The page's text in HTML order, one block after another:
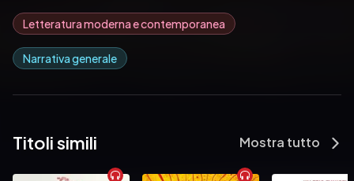
Letteratura moderna e contemporanea
Narrativa generale
Titoli simili Mostra tutto